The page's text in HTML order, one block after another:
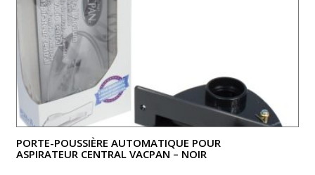
PORTE-POUSSIÈRE AUTOMATIQUE POUR
ASPIRATEUR CENTRAL VACPAN – NOIR